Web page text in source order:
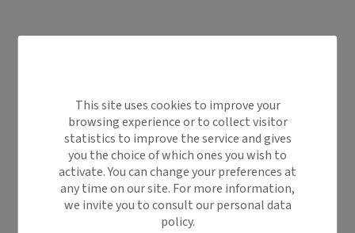
This site uses cookies to improve your
browsing experience or to collect visitor
statistics to improve the service and gives
you the choice of which ones you wish to
activate. You can change your preferences at
any time on our site. For more information,
we invite you to consult our personal data
policy.